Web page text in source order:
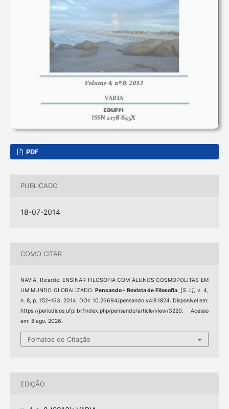
PDF
PUBLICADO
18-07-2014
COMO CITAR
NAVIA, Ricardo. ENSINAR FILOSOFIA COM ALUNOS COSMOPOLITAS EM
UM MUNDO GLOBALIZADO.Pensando - Revista de Filosofia, [S. l.], v. 4,
n. 8, p. 152–163, 2014. DOI: 10.26694/pensando.v4i8.1824. Disponível em:
https://periodicos.ufpi.br/index.php/pensando/article/view/3220. Acesso
em: 8 ago. 2026.
Fomatos de Citação
EDIÇÃO